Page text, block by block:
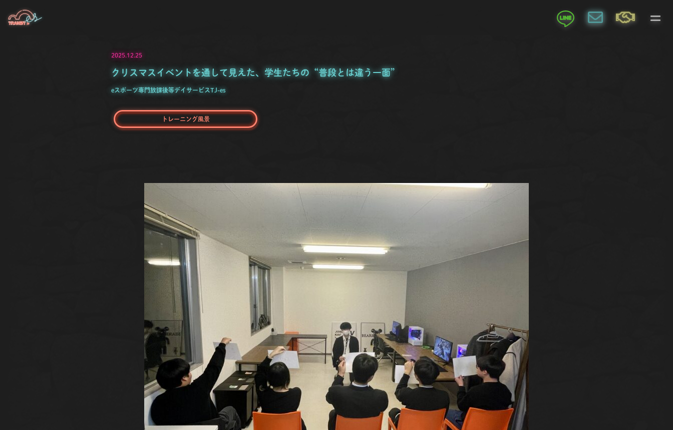
2025.12.25
クリスマスイベントを通して見えた、学生たちの“普段とは違う一面”
eスポーツ専門放課後等デイサービスTJ-es
トレーニング風景